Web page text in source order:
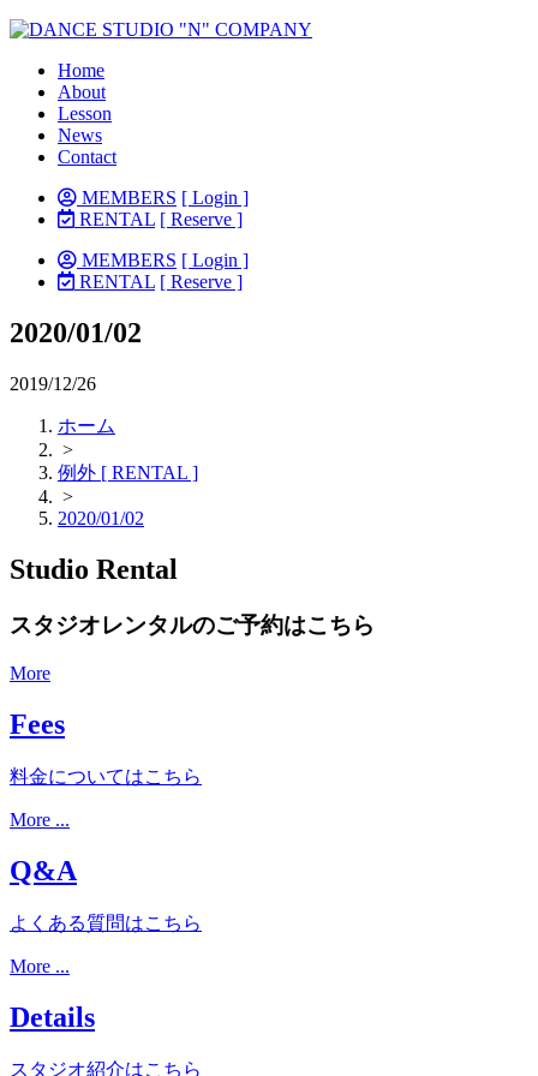
Home
About
Lesson
News
Contact
MEMBERS [ Login ]
RENTAL [ Reserve ]
MEMBERS [ Login ]
RENTAL [ Reserve ]
2020/01/02
2019/12/26
ホーム
>
例外 [ RENTAL ]
>
2020/01/02
Studio Rental
スタジオレンタルのご予約はこちら
More
Fees
料金についてはこちら
More ...
Q&A
よくある質問はこちら
More ...
Details
スタジオ紹介はこちら